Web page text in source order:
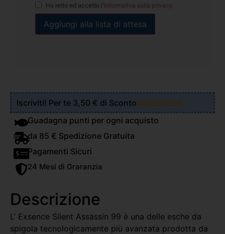
Ho letto ed accetto l'Informativa sulla privacy
Iscriviti! Per te 3,50 € di ScontoScopri Come!
Guadagna punti per ogni acquisto
da 85 € Spedizione Gratuita
Pagamenti Sicuri
24 Mesi di Graranzia
Descrizione
L’ Exsence Silent Assassin 99 è una delle esche da
spigola tecnologicamente più avanzata prodotta da